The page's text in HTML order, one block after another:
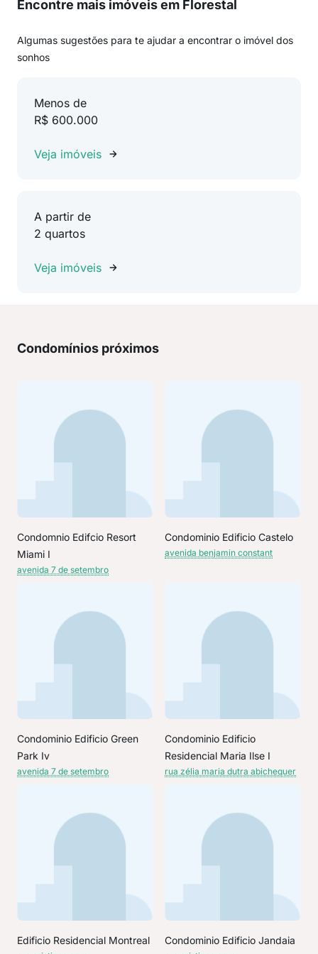
Encontre mais imóveis em Florestal
Algumas sugestões para te ajudar a encontrar o imóvel dos
sonhos
Menos de
R$ 600.000
Veja imóveis
A partir de
2 quartos
Veja imóveis
Condomínios próximos
Condomnio Edifcio Resort
Miami I
avenida 7 de setembro
Condominio Edificio Castelo
avenida benjamin constant
Condominio Edificio Green
Park Iv
avenida 7 de setembro
Condominio Edificio
Residencial Maria Ilse I
rua zélia maria dutra abichequer
Edificio Residencial Montreal Condominio Edificio Jandaia